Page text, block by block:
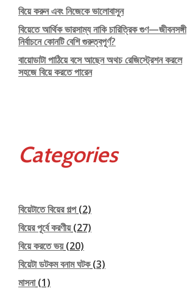
বিয়ে করুন এবং নিজেকে ভালোবাসুন
বিয়েতে আর্থিক ভারসাম্য নাকি চারিত্রিক গুণ—জীবনসঙ্গী
নির্বাচনে কোনটি বেশি গুরুত্বপূর্ণ?
বায়োডাটা পাঠিয়ে বসে আছেন অথচ রেজিস্ট্রেশন করলে
সহজে বিয়ে করতে পারেন
Categories
বিয়েটাতে বিয়ের গল্প(2)
বিয়ের পূর্বে করণীয়(27)
বিয়ে করতে ভয়(20)
বিয়েটা ডটকম বনাম ঘটক(3)
মাসনা(1)